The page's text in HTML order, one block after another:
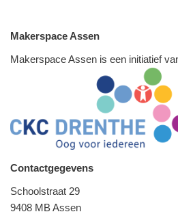
Makerspace Assen
Makerspace Assen is een initiatief
Contactgegevens
Schoolstraat 29
9408 MB Assen